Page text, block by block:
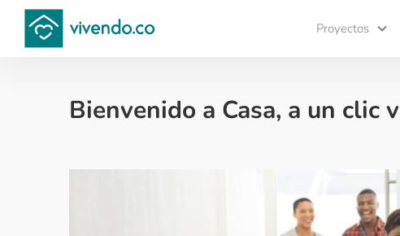
Proyectos
Bienvenido a Casa, a un clic
Compara proyectos